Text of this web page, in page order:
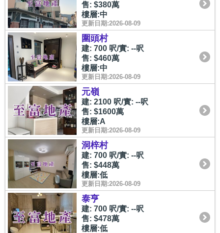
售: $380萬
樓層:中
更新日期:2026-08-09
圍頭村
建: 700 呎/實: --呎
售: $460萬
樓層:中
更新日期:2026-08-09
元嶺
建: 2100 呎/實: --呎
售: $1600萬
樓層:A
更新日期:2026-08-09
洞梓村
建: 700 呎/實: --呎
售: $448萬
樓層:低
更新日期:2026-08-09
泰亨
建: 700 呎/實: --呎
售: $478萬
樓層:低